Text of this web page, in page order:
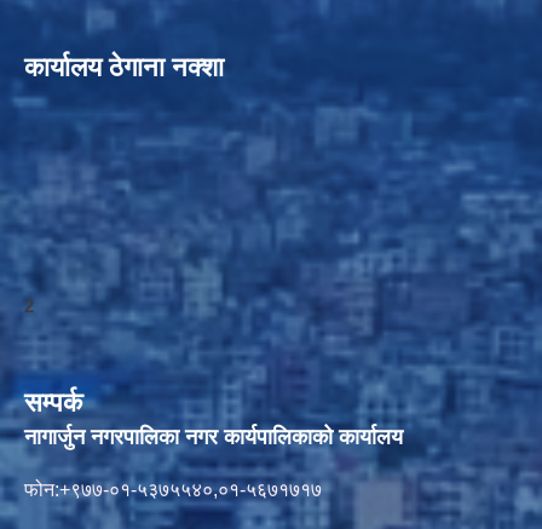
कार्यालय ठेगाना नक्शा
2
सम्पर्क
नागार्जुन नगरपालिका नगर कार्यपालिकाको कार्यालय
फोन:+९७७-०१-५३७५५४०,०१-५६७१७१७